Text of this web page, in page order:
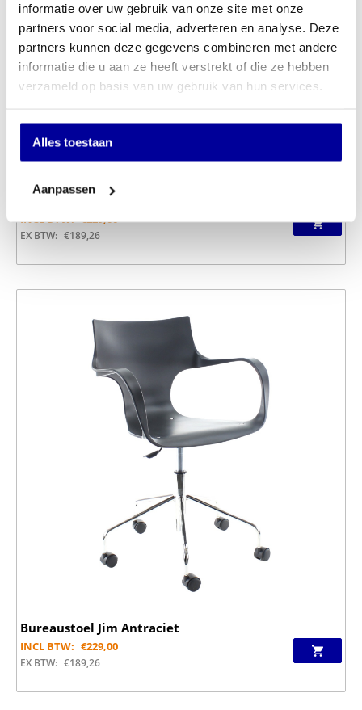
informatie over uw gebruik van onze site met onze
partners voor social media, adverteren en analyse. Deze
partners kunnen deze gegevens combineren met andere
informatie die u aan ze heeft verstrekt of die ze hebben
verzameld op basis van uw gebruik van hun services.
Alles toestaan
Aanpassen
Bureaustoel Jim Zwart
INCL BTW: €229,00
EX BTW: €189,26
Bureaustoel Jim Antraciet
INCL BTW: €229,00
EX BTW: €189,26